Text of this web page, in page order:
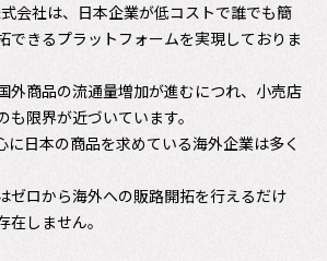
会社は、日本企業が低コストで誰でも簡
できるプラットフォームを実現しておりま
外商品の流通量増加が進むにつれ、小売店
限界が近づいています。
に日本の商品を求めている海外企業は多く
ゼロから海外への販路開拓を行えるだけ
在しません。